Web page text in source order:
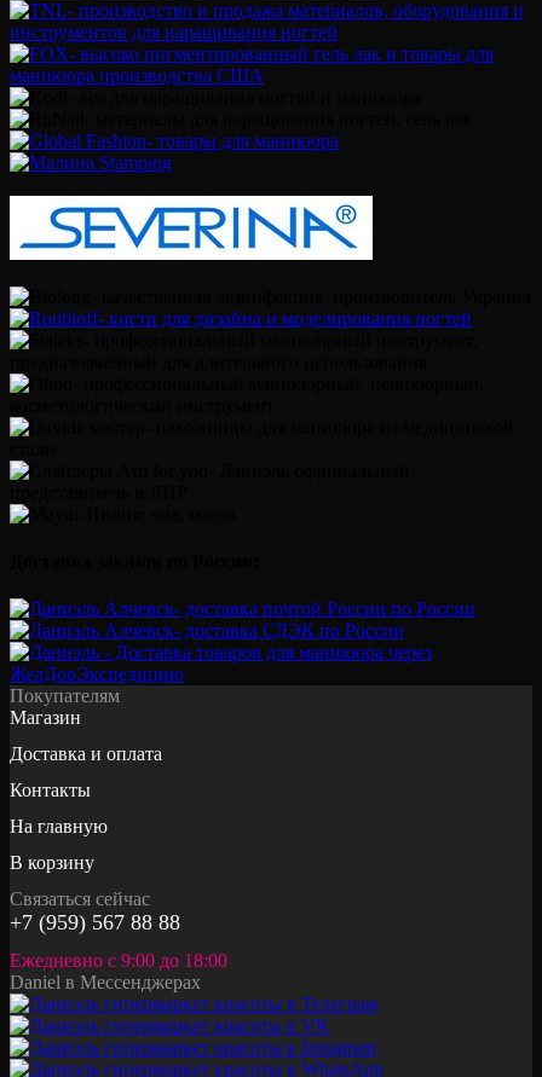
Покупателям
Магазин
Доставка и оплата
Контакты
На главную
В корзину
Связаться сейчас
+7 (959) 567 88 88
Ежедневно с 9:00 до 18:00
Daniel в Мессенджерах